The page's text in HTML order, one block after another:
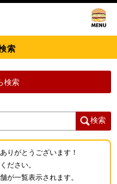
索
検索
検索
りがとうございます！
ださい。
が一覧表示されます。